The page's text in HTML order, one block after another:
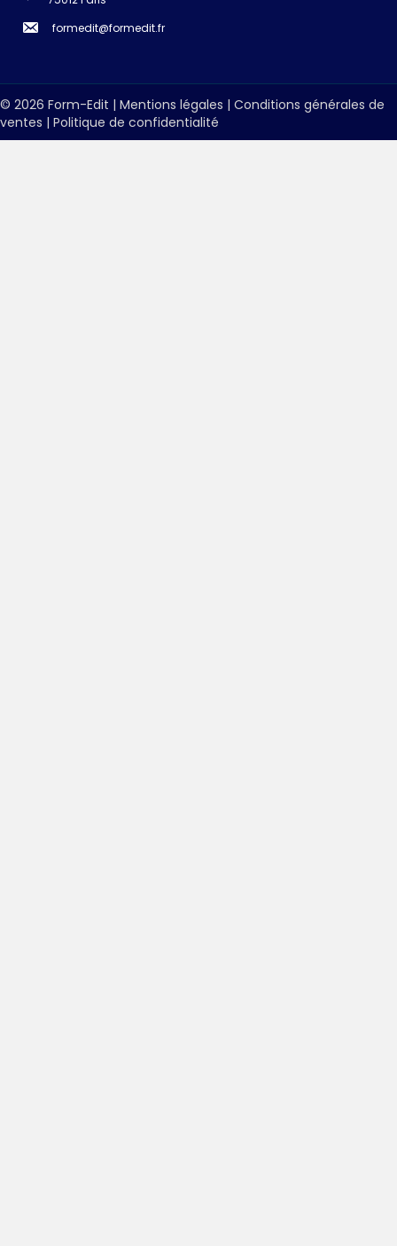
formedit@formedit.fr
© 2026 Form-Edit | Mentions légales | Conditions générales de
ventes | Politique de confidentialité